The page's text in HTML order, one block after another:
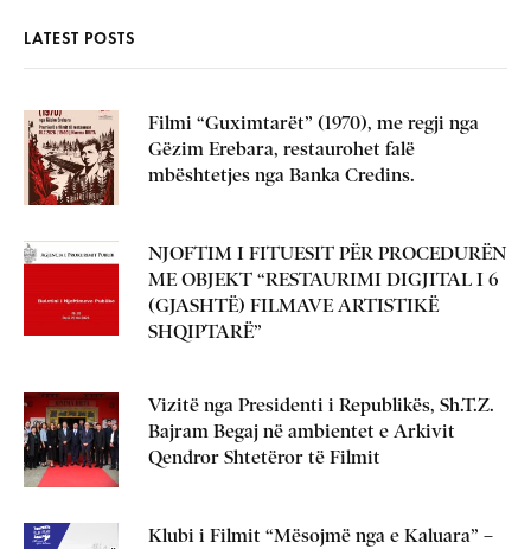
LATEST POSTS
Filmi “Guximtarët” (1970), me regji nga
Gëzim Erebara, restaurohet falë
mbështetjes nga Banka Credins.
NJOFTIM I FITUESIT PËR PROCEDURËN
ME OBJEKT “RESTAURIMI DIGJITAL I 6
(GJASHTË) FILMAVE ARTISTIKË
SHQIPTARË”
Vizitë nga Presidenti i Republikës, Sh.T.Z.
Bajram Begaj në ambientet e Arkivit
Qendror Shtetëror të Filmit
Klubi i Filmit “Mësojmë nga e Kaluara” –